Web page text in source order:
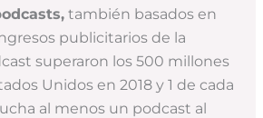
también basados en
publicitarios de la
superaron los 500 millones
Unidos en 2018 y 1 de cada
al menos un podcast al